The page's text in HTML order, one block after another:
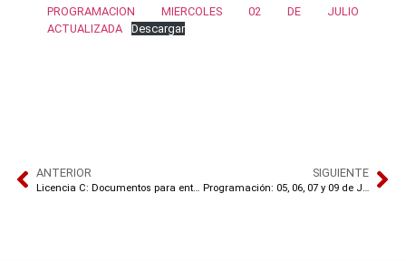
PROGRAMACION MIERCOLES 02 DE JULIO
ACTUALIZADA
Descargar
ANTERIOR
Licencia C: Documentos para entregar
SIGUIENTE
Programación: 05, 06, 07 y 09 de Julio